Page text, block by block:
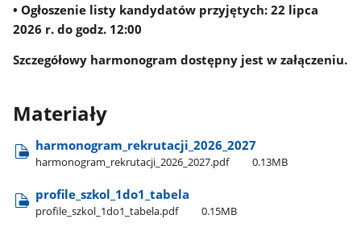
• Ogłoszenie listy kandydatów przyjętych: 22 lipca
2026 r. do godz. 12:00
Szczegółowy harmonogram dostępny jest w załączeniu.
Materiały
harmonogram​_rekrutacji​_2026​_2027
harmonogram​_rekrutacji​_2026​_2027.pdf 0.13MB
profile​_szkol​_1do1​_tabela
profile​_szkol​_1do1​_tabela.pdf 0.15MB